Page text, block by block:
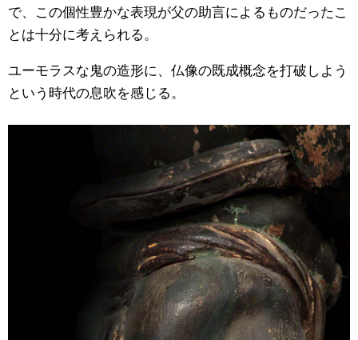
で、この個性豊かな表現が父の助言によるものだったこ
とは十分に考えられる。
ユーモラスな鬼の造形に、仏像の既成概念を打破しよう
という時代の息吹を感じる。